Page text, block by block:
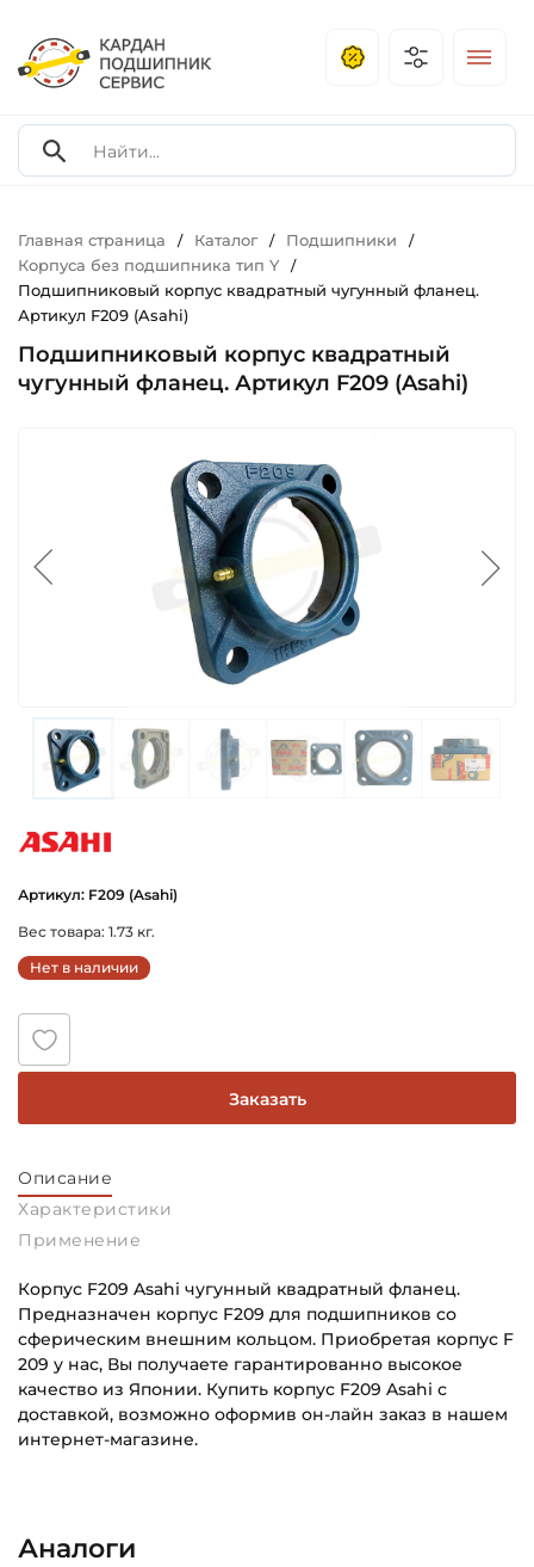
Главная страница / Каталог / Подшипники /
Корпуса без подшипника тип Y /
Подшипниковый корпус квадратный чугунный фланец.
Артикул F209 (Asahi)
Подшипниковый корпус квадратный
чугунный фланец. Артикул F209 (Asahi)
Артикул: F209 (Asahi)
Вес товара: 1.73 кг.
Нет в наличии
Заказать
Описание
Характеристики
Применение
Корпус F209 Asahi чугунный квадратный фланец.
Предназначен корпус F209 для подшипников со
сферическим внешним кольцом. Приобретая корпус F
209 у нас, Вы получаете гарантированно высокое
качество из Японии. Купить корпус F209 Asahi с
доставкой, возможно оформив он-лайн заказ в нашем
интернет-магазине.
Тип наружного кольца:
Категория:
Аналоги